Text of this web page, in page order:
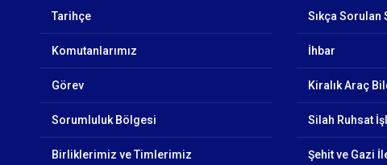
Tarihçe
Komutanlarımız
Görev
Sorumluluk Bölgesi
Birliklerimiz ve Timlerimiz
Sıkça Sorulan
İhbar
Kiralık Araç
Silah Ruhsat
Şehit ve Gazi